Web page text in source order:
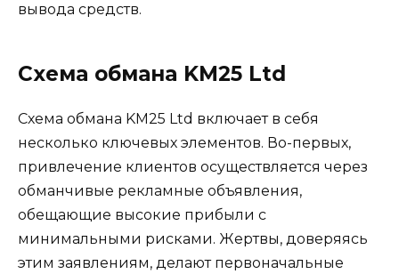
вывода средств.
Схема обмана KM25 Ltd
Схема обмана KM25 Ltd включает в себя
несколько ключевых элементов. Во-первых,
привлечение клиентов осуществляется через
обманчивые рекламные объявления,
обещающие высокие прибыли с
минимальными рисками. Жертвы, доверяясь
этим заявлениям, делают первоначальные